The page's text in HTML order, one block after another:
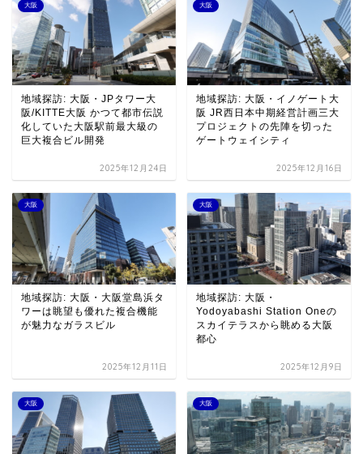
大阪
地域探訪: 大阪・JPタワー大
阪/KITTE大阪 かつて都市伝説
化していた大阪駅前最大級の
巨大複合ビル開発
2025年12月24日
大阪
地域探訪: 大阪・イノゲート大
阪 JR西日本中期経営計画三大
プロジェクトの先陣を切った
ゲートウェイシティ
2025年12月16日
大阪
地域探訪: 大阪・大阪堂島浜タ
ワーは眺望も優れた複合機能
が魅力なガラスビル
2025年12月11日
大阪
地域探訪: 大阪・
Yodoyabashi Station Oneの
スカイテラスから眺める大阪
都心
2025年12月9日
大阪 大阪